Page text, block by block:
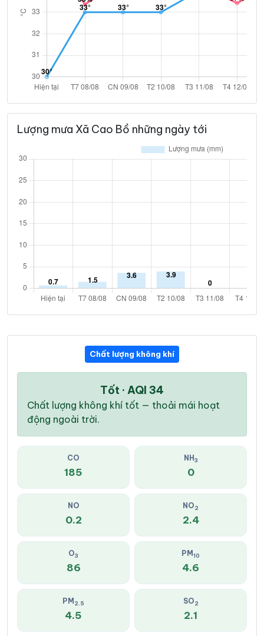
Lượng mưa Xã Cao Bồ những ngày tới
Chất lượng không khí
Tốt · AQI 34
Chất lượng không khí tốt — thoải mái hoạt
động ngoài trời.
CO
185
NH 3
0
NO
0.2
NO2
2.4
O3
86
PM 10
4.6
PM 2.5
4.5
SO2
2.1